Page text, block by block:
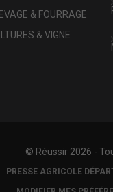
& FOURRAGE
& VIGNE
© Réussir 2026 -
PRESSE AGRICOLE